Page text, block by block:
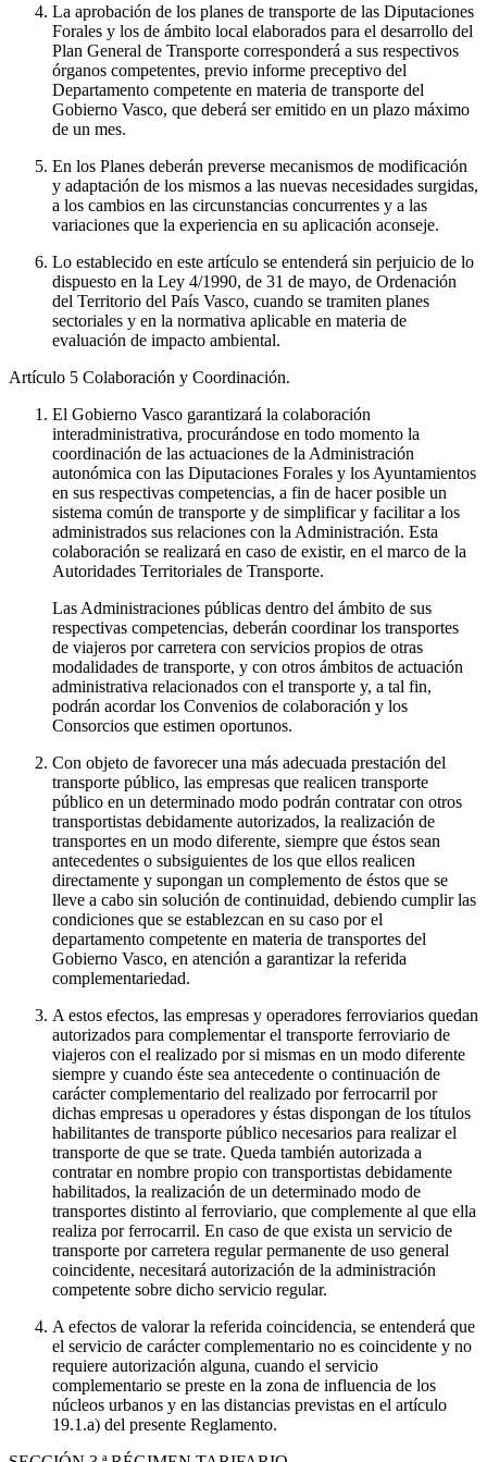
La aprobación de los planes de transporte de las Diputaciones
Forales y los de ámbito local elaborados para el desarrollo del
Plan General de Transporte corresponderá a sus respectivos
órganos competentes, previo informe preceptivo del
Departamento competente en materia de transporte del
Gobierno Vasco, que deberá ser emitido en un plazo máximo
de un mes.
En los Planes deberán preverse mecanismos de modificación
y adaptación de los mismos a las nuevas necesidades surgidas,
a los cambios en las circunstancias concurrentes y a las
variaciones que la experiencia en su aplicación aconseje.
Lo establecido en este artículo se entenderá sin perjuicio de lo
dispuesto en la Ley 4/1990, de 31 de mayo, de Ordenación
del Territorio del País Vasco, cuando se tramiten planes
sectoriales y en la normativa aplicable en materia de
evaluación de impacto ambiental.
Artículo 5 Colaboración y Coordinación.
El Gobierno Vasco garantizará la colaboración
interadministrativa, procurándose en todo momento la
coordinación de las actuaciones de la Administración
autonómica con las Diputaciones Forales y los Ayuntamientos
en sus respectivas competencias, a fin de hacer posible un
sistema común de transporte y de simplificar y facilitar a los
administrados sus relaciones con la Administración. Esta
colaboración se realizará en caso de existir, en el marco de la
Autoridades Territoriales de Transporte.
Las Administraciones públicas dentro del ámbito de sus
respectivas competencias, deberán coordinar los transportes
de viajeros por carretera con servicios propios de otras
modalidades de transporte, y con otros ámbitos de actuación
administrativa relacionados con el transporte y, a tal fin,
podrán acordar los Convenios de colaboración y los
Consorcios que estimen oportunos.
Con objeto de favorecer una más adecuada prestación del
transporte público, las empresas que realicen transporte
público en un determinado modo podrán contratar con otros
transportistas debidamente autorizados, la realización de
transportes en un modo diferente, siempre que éstos sean
antecedentes o subsiguientes de los que ellos realicen
directamente y supongan un complemento de éstos que se
lleve a cabo sin solución de continuidad, debiendo cumplir las
condiciones que se establezcan en su caso por el
departamento competente en materia de transportes del
Gobierno Vasco, en atención a garantizar la referida
complementariedad.
A estos efectos, las empresas y operadores ferroviarios quedan
autorizados para complementar el transporte ferroviario de
viajeros con el realizado por si mismas en un modo diferente
siempre y cuando éste sea antecedente o continuación de
carácter complementario del realizado por ferrocarril por
dichas empresas u operadores y éstas dispongan de los títulos
habilitantes de transporte público necesarios para realizar el
transporte de que se trate. Queda también autorizada a
contratar en nombre propio con transportistas debidamente
habilitados, la realización de un determinado modo de
transportes distinto al ferroviario, que complemente al que ella
realiza por ferrocarril. En caso de que exista un servicio de
transporte por carretera regular permanente de uso general
coincidente, necesitará autorización de la administración
competente sobre dicho servicio regular.
A efectos de valorar la referida coincidencia, se entenderá que
el servicio de carácter complementario no es coincidente y no
requiere autorización alguna, cuando el servicio
complementario se preste en la zona de influencia de los
núcleos urbanos y en las distancias previstas en el artículo
19.1.a) del presente Reglamento.